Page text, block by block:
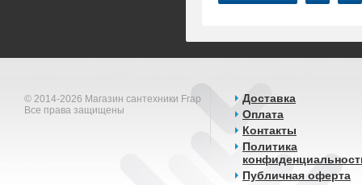
© 2014-2026 Магазин сантехники Frap
Все права защищены
Доставка
Оплата
Контакты
Политика
Публичная оферта